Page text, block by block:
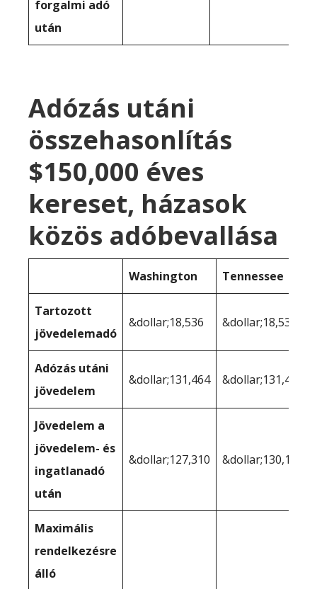
forgalmi adó
után
Adózás utáni
összehasonlítás
$150,000 éves
kereset, házasok
közös adóbevallása
Washington Tennessee
Tartozott
jövedelemadó
&dollar;18,536 &dollar;18,536
Adózás utáni
jövedelem
&dollar;131,464 &dollar;131,464
Jövedelem a
jövedelem- és
ingatlanadó
után
&dollar;127,310 &dollar;130,159
Maximális
rendelkezésre
álló